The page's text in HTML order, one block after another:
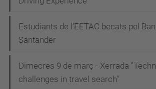
Estudiants de l’EETAC becats pel
Santander
Dimecres 9 de març - Xerrada
challenges in travel search"